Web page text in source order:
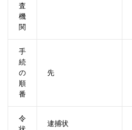
査
機
関
手
続
の
順
番
先
令
逮捕状